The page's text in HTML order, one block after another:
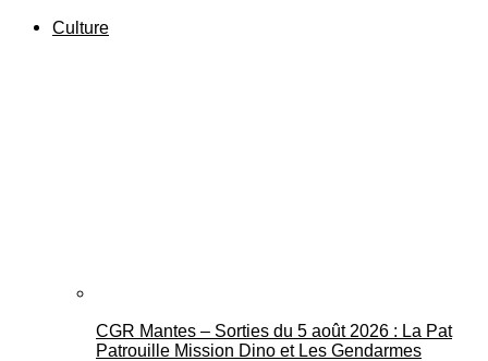
Culture
CGR Mantes – Sorties du 5 août 2026 : La Pat
Patrouille Mission Dino et Les Gendarmes